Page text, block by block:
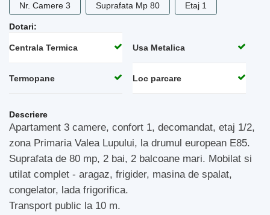
Nr. Camere 3 Suprafata Mp 80 Etaj 1
Dotari:
Centrala Termica Usa Metalica
Termopane Loc parcare
Descriere
Apartament 3 camere, confort 1, decomandat, etaj 1/2,
zona Primaria Valea Lupului, la drumul european E85.
Suprafata de 80 mp, 2 bai, 2 balcoane mari. Mobilat si
utilat complet - aragaz, frigider, masina de spalat,
congelator, lada frigorifica.
Transport public la 10 m.